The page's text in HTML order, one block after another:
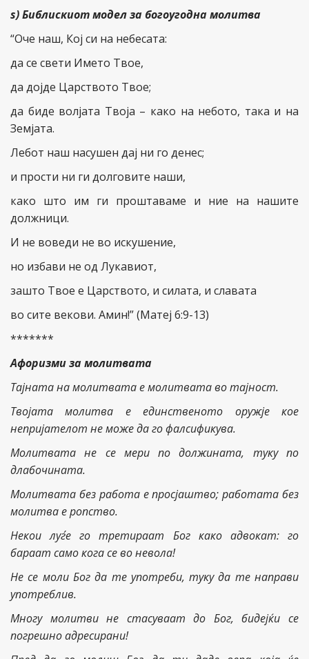
ѕ) Библискиот модел за богоугодна молитва
“Оче наш, Кој си на небесата:
да се свети Името Твое,
да дојде Царството Твое;
да биде волјата Твоја – како на небото, така и на
Земјата.
Лебот наш насушен дај ни го денес;
и прости ни ги долговите наши,
како што им ги проштаваме и ние на нашите
должници.
И не воведи не во искушение,
но избави не од Лукавиот,
зашто Твое е Царството, и силата, и славата
во сите векови. Амин!” (Матеј 6:9-13)
*******
Афоризми за молитвата
Тајната на молитвата е молитвата во тајност.
Твојата молитва е единственото оружје кое
непријателот не може да го фалсификува.
Молитвата не се мери по должината, туку по
длабочината.
Молитвата без работа е просјаштво; работата без
молитва е ропство.
Некои луѓе го третираат Бог како адвокат: го
бараат само кога се во невола!
Не се моли Бог да те употреби, туку да те направи
употреблив.
Многу молитви не стасуваат до Бог, бидејќи се
погрешно адресирани!